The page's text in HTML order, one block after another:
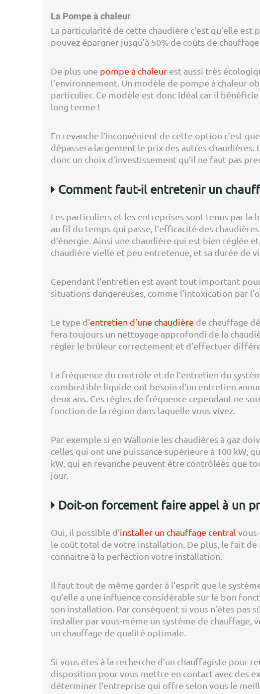
La Pompe à chaleur
La particularité de cette chaudière c’est qu’elle
pouvez épargner jusqu’à 50% de coûts de
De plus une pompe à chaleur est aussi très
l’environnement. Un modèle de pompe à chaleur
particulier. Ce modèle est donc idéal car il
long terme !
En revanche l’inconvénient de cette option c’est
dépassera largement le prix des autres chaudières.
donc un choix d’investissement qu’il ne faut pas
Comment faut-il entretenir un
Les particuliers et les entreprises sont tenus par la
au fil du temps qui passe, l’efficacité des
d’énergie. Ainsi une chaudière qui est bien réglée
chaudière vielle et peu entretenue, et sa durée de
Cependant l’entretien est avant tout important
situations dangereuses, comme l’intoxication par
Le type d’entretien d’une chaudière de chauffage
fera toujours un nettoyage approfondi de la
régler le brûleur correctement et d’effectuer
La fréquence du contrôle et de l’entretien du
combustible liquide ont besoin d’un entretien
deux ans. Ces règles de fréquence cependant ne
fonction de la région dans laquelle vous vivez.
Par exemple si en Wallonie les chaudières à gaz
celles qui ont une puissance supérieure à 100 kW,
kW, qui en revanche peuvent être contrôlées que
jour.
Doit-on forcement faire appel à un
Oui, il possible d’installer un chauffage central
le coût total de votre installation. De plus, le fait
connaitre à la perfection votre installation.
Il faut tout de même garder à l’esprit que le
qu’elle a une influence considérable sur le bon
son installation. Par conséquent si vous n’êtes pas
installer par vous-même un système de chauffage,
un chauffage de qualité optimale.
Si vous êtes à la recherche d’un chauffagiste
disposition pour vous mettre en contact avec des
déterminer l’entreprise qui offre selon vous le